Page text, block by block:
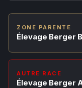
ZONE PARENTE
Élevage Berger
AUTRE RACE
Élevage Berger